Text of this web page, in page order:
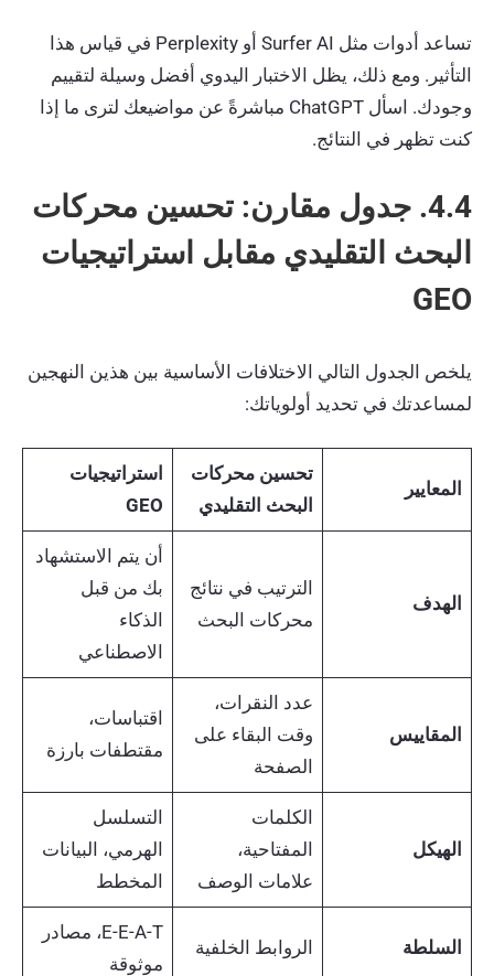
تساعد أدوات مثل Surfer AI أو Perplexity في قياس هذا
التأثير. ومع ذلك، يظل الاختبار اليدوي أفضل وسيلة لتقييم
وجودك. اسأل ChatGPT مباشرةً عن مواضيعك لترى ما إذا
كنت تظهر في النتائج.
4.4. جدول مقارن: تحسين محركات
البحث التقليدي مقابل استراتيجيات
GEO
يلخص الجدول التالي الاختلافات الأساسية بين هذين النهجين
لمساعدتك في تحديد أولوياتك:
المعايير
تحسين محركات
البحث التقليدي
استراتيجيات
GEO
الهدف
الترتيب في نتائج
محركات البحث
أن يتم الاستشهاد
بك من قبل
الذكاء
الاصطناعي
المقاييس
عدد النقرات،
وقت البقاء على
الصفحة
اقتباسات،
مقتطفات بارزة
الهيكل
الكلمات
المفتاحية،
علامات الوصف
التسلسل
الهرمي، البيانات
المخطط
السلطة الروابط الخلفية
E-E-A-T، مصادر
موثوقة